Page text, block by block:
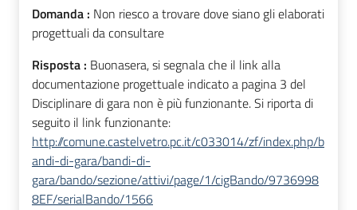
Domanda : Non riesco a trovare dove siano gli elaborati
progettuali da consultare
Risposta : Buonasera, si segnala che il link alla
documentazione progettuale indicato a pagina 3 del
Disciplinare di gara non è più funzionante. Si riporta di
seguito il link funzionante:
http://comune.castelvetro.pc.it/c033014/zf/index.php/b
andi-di-gara/bandi-di-
gara/bando/sezione/attivi/page/1/cigBando/9736998
8EF/serialBando/1566